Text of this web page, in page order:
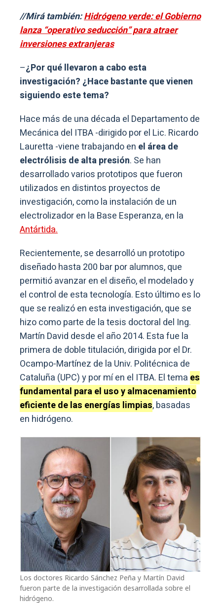
//Mirá también:Hidrógeno verde: el Gobierno
lanza “operativo seducción” para atraer
inversiones extranjeras
–¿Por qué llevaron a cabo esta
investigación? ¿Hace bastante que vienen
siguiendo este tema?
Hace más de una década el Departamento de
Mecánica del ITBA -dirigido por el Lic. Ricardo
Lauretta -viene trabajando en el área de
electrólisis de alta presión. Se han
desarrollado varios prototipos que fueron
utilizados en distintos proyectos de
investigación, como la instalación de un
electrolizador en la Base Esperanza, en la
Antártida.
Recientemente, se desarrolló un prototipo
diseñado hasta 200 bar por alumnos, que
permitió avanzar en el diseño, el modelado y
el control de esta tecnología. Esto último es lo
que se realizó en esta investigación, que se
hizo como parte de la tesis doctoral del Ing.
Martín David desde el año 2014. Esta fue la
primera de doble titulación, dirigida por el Dr.
Ocampo-Martínez de la Univ. Politécnica de
Cataluña (UPC) y por mí en el ITBA. El tema es
fundamental para el uso y almacenamiento
eficiente de las energías limpias, basadas
en hidrógeno.
Los doctores Ricardo Sánchez Peña y Martín David
fueron parte de la investigación desarrollada sobre el
hidrógeno.